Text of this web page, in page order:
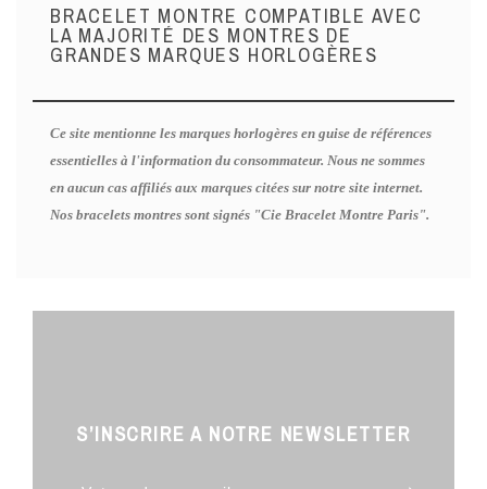
BRACELET MONTRE COMPATIBLE AVEC
LA MAJORITÉ DES MONTRES DE
GRANDES MARQUES HORLOGÈRES
Ce site mentionne les marques horlogères en guise de références
essentielles à l'information du consommateur. Nous ne sommes
en aucun cas affiliés aux marques citées sur notre site internet.
Nos bracelets montres sont signés "Cie Bracelet Montre Paris".
S’INSCRIRE A NOTRE NEWSLETTER